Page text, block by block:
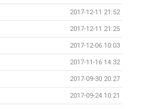
2017-12-11 21:52
2017-12-11 21:25
2017-12-06 10:03
2017-11-16 14:32
2017-09-30 20:27
2017-09-24 10:21